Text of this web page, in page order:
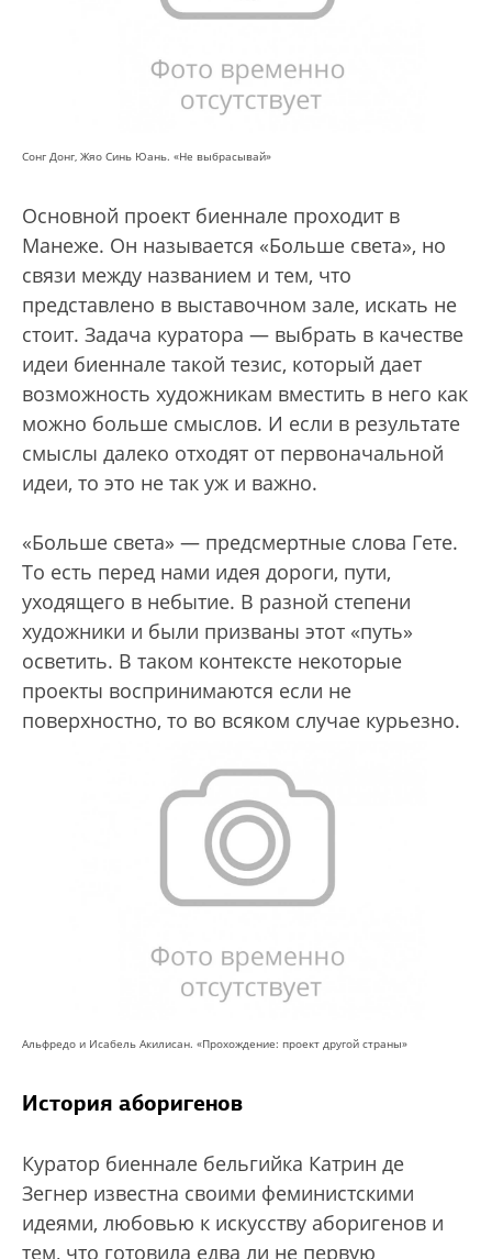
Сонг Донг, Жяо Синь Юань. «Не выбрасывай»
Основной проект биеннале проходит в
Манеже. Он называется «Больше света», но
связи между названием и тем, что
представлено в выставочном зале, искать не
стоит. Задача куратора — выбрать в качестве
идеи биеннале такой тезис, который дает
возможность художникам вместить в него как
можно больше смыслов. И если в результате
смыслы далеко отходят от первоначальной
идеи, то это не так уж и важно.
«Больше света» — предсмертные слова Гете.
То есть перед нами идея дороги, пути,
уходящего в небытие. В разной степени
художники и были призваны этот «путь»
осветить. В таком контексте некоторые
проекты воспринимаются если не
поверхностно, то во всяком случае курьезно.
Альфредо и Исабель Акилисан. «Прохождение: проект другой страны»
История аборигенов
Куратор биеннале бельгийка Катрин де
Зегнер известна своими феминистскими
идеями, любовью к искусству аборигенов и
тем, что готовила едва ли не первую